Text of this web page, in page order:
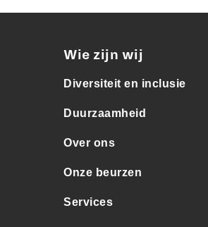
Wie zijn wij
Diversiteit en inclusie
Duurzaamheid
Over ons
Onze beurzen
Services